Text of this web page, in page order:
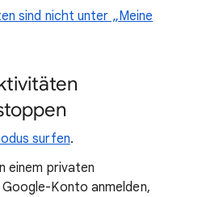
sind nicht unter „Meine
surfen.
einem privaten
Konto anmelden,